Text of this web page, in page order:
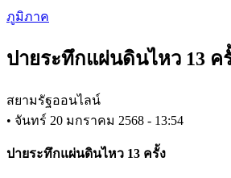
Skip
to
content
ภูมิภาค
ปายระทึกแผ่นดินไหว 13 ค
สยามรัฐออนไลน์
• จันทร์ 20 มกราคม 2568 - 13:54
ปายระทึกแผ่นดินไหว 13 ครั้ง